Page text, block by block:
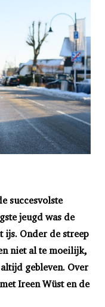
succesvolste
jeugd was de
ijs. Onder de streep
niet al te moeilijk,
gebleven. Over
Ireen Wüst en de